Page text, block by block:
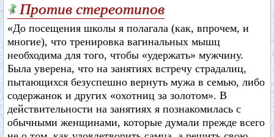
Против стереотипов
«До посещения школы я полагала (как, впрочем, и
многие), что тренировка вагинальных мышц
необходима для того, чтобы «удержать» мужчину.
Была уверена, что на занятиях встречу страдалиц,
пытающихся безуспешно вернуть мужа в семью, либо
содержанок и других «охотниц за золотом». В
действительности на занятиях я познакомилась с
обычными женщинами, которые думали прежде всего